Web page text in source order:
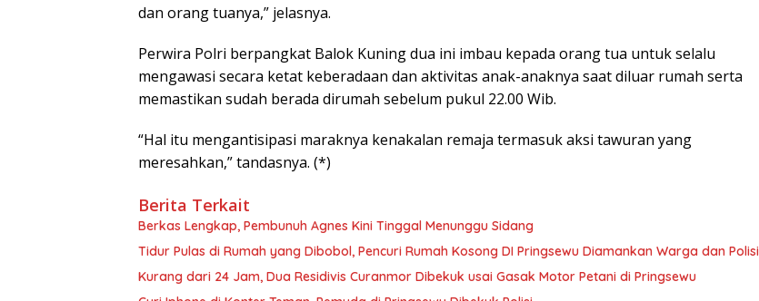
dan orang tuanya,” jelasnya.
Perwira Polri berpangkat Balok Kuning dua ini imbau kepada orang tua untuk selalu
mengawasi secara ketat keberadaan dan aktivitas anak-anaknya saat diluar rumah serta
memastikan sudah berada dirumah sebelum pukul 22.00 Wib.
“Hal itu mengantisipasi maraknya kenakalan remaja termasuk aksi tawuran yang
meresahkan,” tandasnya. (*)
Berita Terkait
Berkas Lengkap, Pembunuh Agnes Kini Tinggal Menunggu Sidang
Tidur Pulas di Rumah yang Dibobol, Pencuri Rumah Kosong DI Pringsewu Diamankan Warga dan Polisi
Kurang dari 24 Jam, Dua Residivis Curanmor Dibekuk usai Gasak Motor Petani di Pringsewu